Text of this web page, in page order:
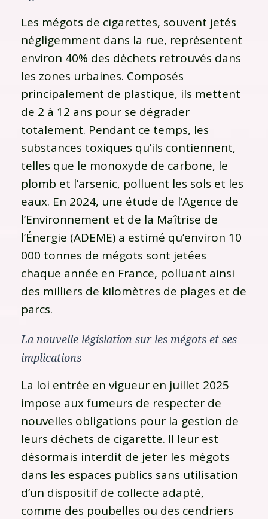
Les mégots de cigarettes, souvent jetés
négligemment dans la rue, représentent
environ 40% des déchets retrouvés dans
les zones urbaines. Composés
principalement de plastique, ils mettent
de 2 à 12 ans pour se dégrader
totalement. Pendant ce temps, les
substances toxiques qu’ils contiennent,
telles que le monoxyde de carbone, le
plomb et l’arsenic, polluent les sols et les
eaux. En 2024, une étude de l’Agence de
l’Environnement et de la Maîtrise de
l’Énergie (ADEME) a estimé qu’environ 10
000 tonnes de mégots sont jetées
chaque année en France, polluant ainsi
des milliers de kilomètres de plages et de
parcs.
La nouvelle législation sur les mégots et ses
implications
La loi entrée en vigueur en juillet 2025
impose aux fumeurs de respecter de
nouvelles obligations pour la gestion de
leurs déchets de cigarette. Il leur est
désormais interdit de jeter les mégots
dans les espaces publics sans utilisation
d’un dispositif de collecte adapté,
comme des poubelles ou des cendriers